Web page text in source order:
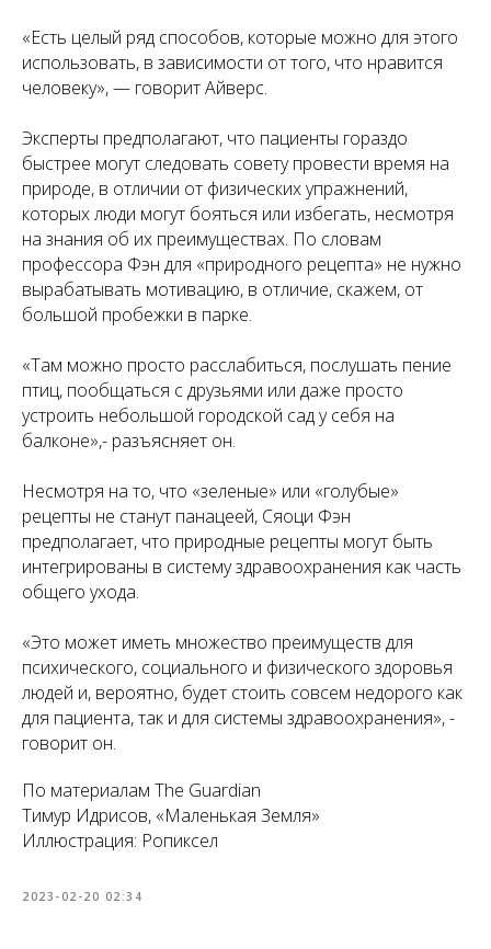
«Есть целый ряд способов, которые можно для этого
использовать, в зависимости от того, что нравится
человеку», — говорит Айверс.
Эксперты предполагают, что пациенты гораздо
быстрее могут следовать совету провести время на
природе, в отличии от физических упражнений,
которых люди могут бояться или избегать, несмотря
на знания об их преимуществах. По словам
профессора Фэн для «природного рецепта» не нужно
вырабатывать мотивацию, в отличие, скажем, от
большой пробежки в парке.
«Там можно просто расслабиться, послушать пение
птиц, пообщаться с друзьями или даже просто
устроить небольшой городской сад у себя на
балконе»,- разъясняет он.
Несмотря на то, что «зеленые» или «голубые»
рецепты не станут панацеей, Сяоци Фэн
предполагает, что природные рецепты могут быть
интегрированы в систему здравоохранения как часть
общего ухода.
«Это может иметь множество преимуществ для
психического, социального и физического здоровья
людей и, вероятно, будет стоить совсем недорого как
для пациента, так и для системы здравоохранения», -
говорит он.
По материалам The Guardian
Тимур Идрисов, «Маленькая Земля»
Иллюстрация: Ропиксел
2023-02-20 02:34